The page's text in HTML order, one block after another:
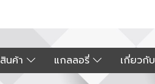
สินค้า แกลลอรี่ เกี่ยวกับ